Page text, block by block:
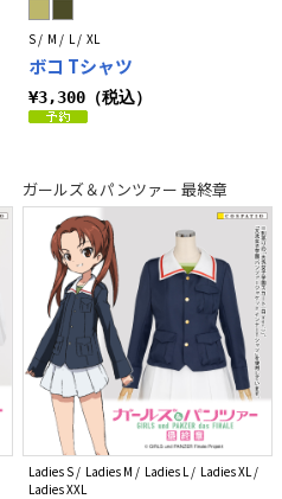
S / M / L / XL
ボコ Tシャツ
¥3,300（税込）
ガールズ＆パンツァー 最終章
Ladies S / Ladies M / Ladies L / Ladies XL /
Ladies XXL